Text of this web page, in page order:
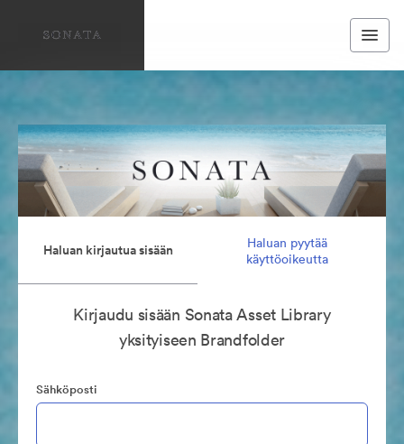
Haluan kirjautua sisään
Haluan pyytää
käyttöoikeutta
Kirjaudu sisään Sonata Asset Library
yksityiseen Brandfolder
Sähköposti